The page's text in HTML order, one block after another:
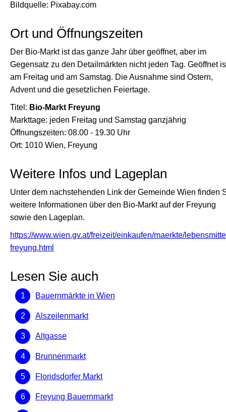
Bildquelle: Pixabay.com
Ort und Öffnungszeiten
Der Bio-Markt ist das ganze Jahr über geöffnet, aber im
Gegensatz zu den Detailmärkten nicht jeden Tag. Geöffnet
am Freitag und am Samstag. Die Ausnahme sind Ostern,
Advent und die gesetzlichen Feiertage.
Titel: Bio-Markt Freyung
Markttage: jeden Freitag und Samstag ganzjährig
Öffnungszeiten: 08.00 - 19.30 Uhr
Ort: 1010 Wien, Freyung
Weitere Infos und Lageplan
Unter dem nachstehenden Link der Gemeinde Wien finden
weitere Informationen über den Bio-Markt auf der Freyung
sowie den Lageplan.
https://www.wien.gv.at/freizeit/einkaufen/maerkte/
freyung.html
Lesen Sie auch
Bauernmärkte in Wien
Alszeilenmarkt
Altgasse
Brunnenmarkt
Floridsdorfer Markt
Freyung Bauernmarkt